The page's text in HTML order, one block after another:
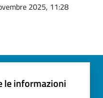
2025, 11:28
le informazioni